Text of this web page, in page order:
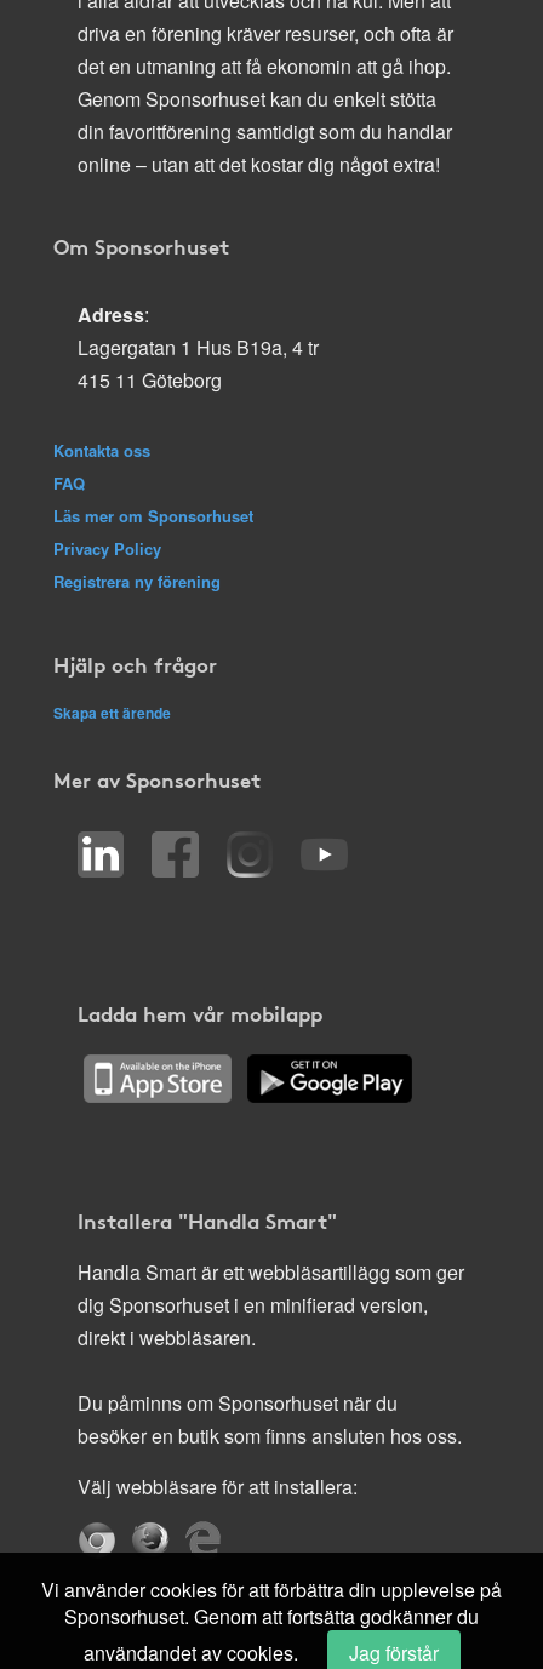
driva en förening kräver resurser, och ofta är
det en utmaning att få ekonomin att gå ihop.
Genom Sponsorhuset kan du enkelt stötta
din favoritförening samtidigt som du handlar
online – utan att det kostar dig något extra!
Om Sponsorhuset
Adress:
Lagergatan 1 Hus B19a, 4 tr
415 11 Göteborg
Kontakta oss
FAQ
Läs mer om Sponsorhuset
Privacy Policy
Registrera ny förening
Hjälp och frågor
Skapa ett ärende
Mer av Sponsorhuset
Ladda hem vår mobilapp
Installera "Handla Smart"
Handla Smart är ett webbläsartillägg som ger
dig Sponsorhuset i en minifierad version,
direkt i webbläsaren.
Du påminns om Sponsorhuset när du
besöker en butik som finns ansluten hos oss.
Välj webbläsare för att installera:
Vi använder cookies för att förbättra din upplevelse på
Sponsorhuset. Genom att fortsätta godkänner du
användandet av cookies.
Jag förstår